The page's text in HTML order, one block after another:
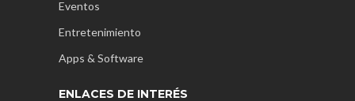
Eventos
Entretenimiento
Apps & Software
ENLACES DE INTERÉS